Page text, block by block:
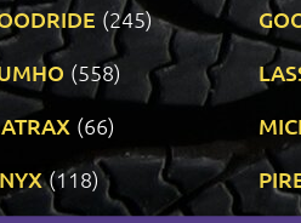
(245)
(558)
(66)
(118)